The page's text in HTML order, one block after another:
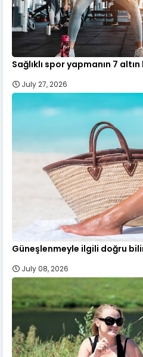
Sağlıklı spor yapmanın 7 altın
July 27, 2026
Güneşlenmeyle ilgili doğru
July 08, 2026